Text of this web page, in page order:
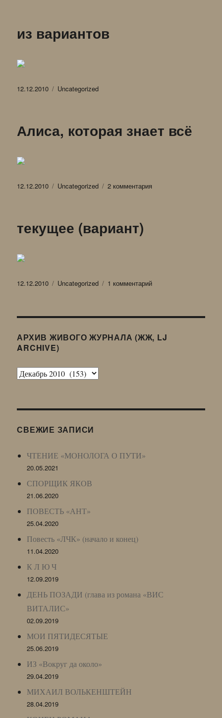
из вариантов
Опубликовано
12.12.2010 Рубрики
Uncategorized
Алиса, которая знает всё
Опубликовано
12.12.2010 Рубрики
Uncategorized 2 комментария
текущее (вариант)
Опубликовано
12.12.2010 Рубрики
Uncategorized 1 комментарийк
(вариант)
АРХИВ ЖИВОГО ЖУРНАЛА (ЖЖ, LJ
ARCHIVE)
Архив
LJ
СВЕЖИЕ ЗАПИСИ
ЧТЕНИЕ «МОНОЛОГА О ПУТИ»
20.05.2021
СПОРЩИК ЯКОВ
21.06.2020
ПОВЕСТЬ «АНТ»
25.04.2020
Повесть «ЛЧК» (начало и конец)
11.04.2020
К Л Ю Ч
12.09.2019
ДЕНЬ ПОЗАДИ (глава из романа «ВИС
ВИТАЛИС»
02.09.2019
МОИ ПЯТИДЕСЯТЫЕ
25.06.2019
ИЗ «Вокруг да около»
29.04.2019
МИХАИЛ ВОЛЬКЕНШТЕЙН
28.04.2019